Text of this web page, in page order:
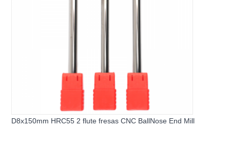
D8x150mm HRC55 2 flute fresas CNC BallNose End Mill